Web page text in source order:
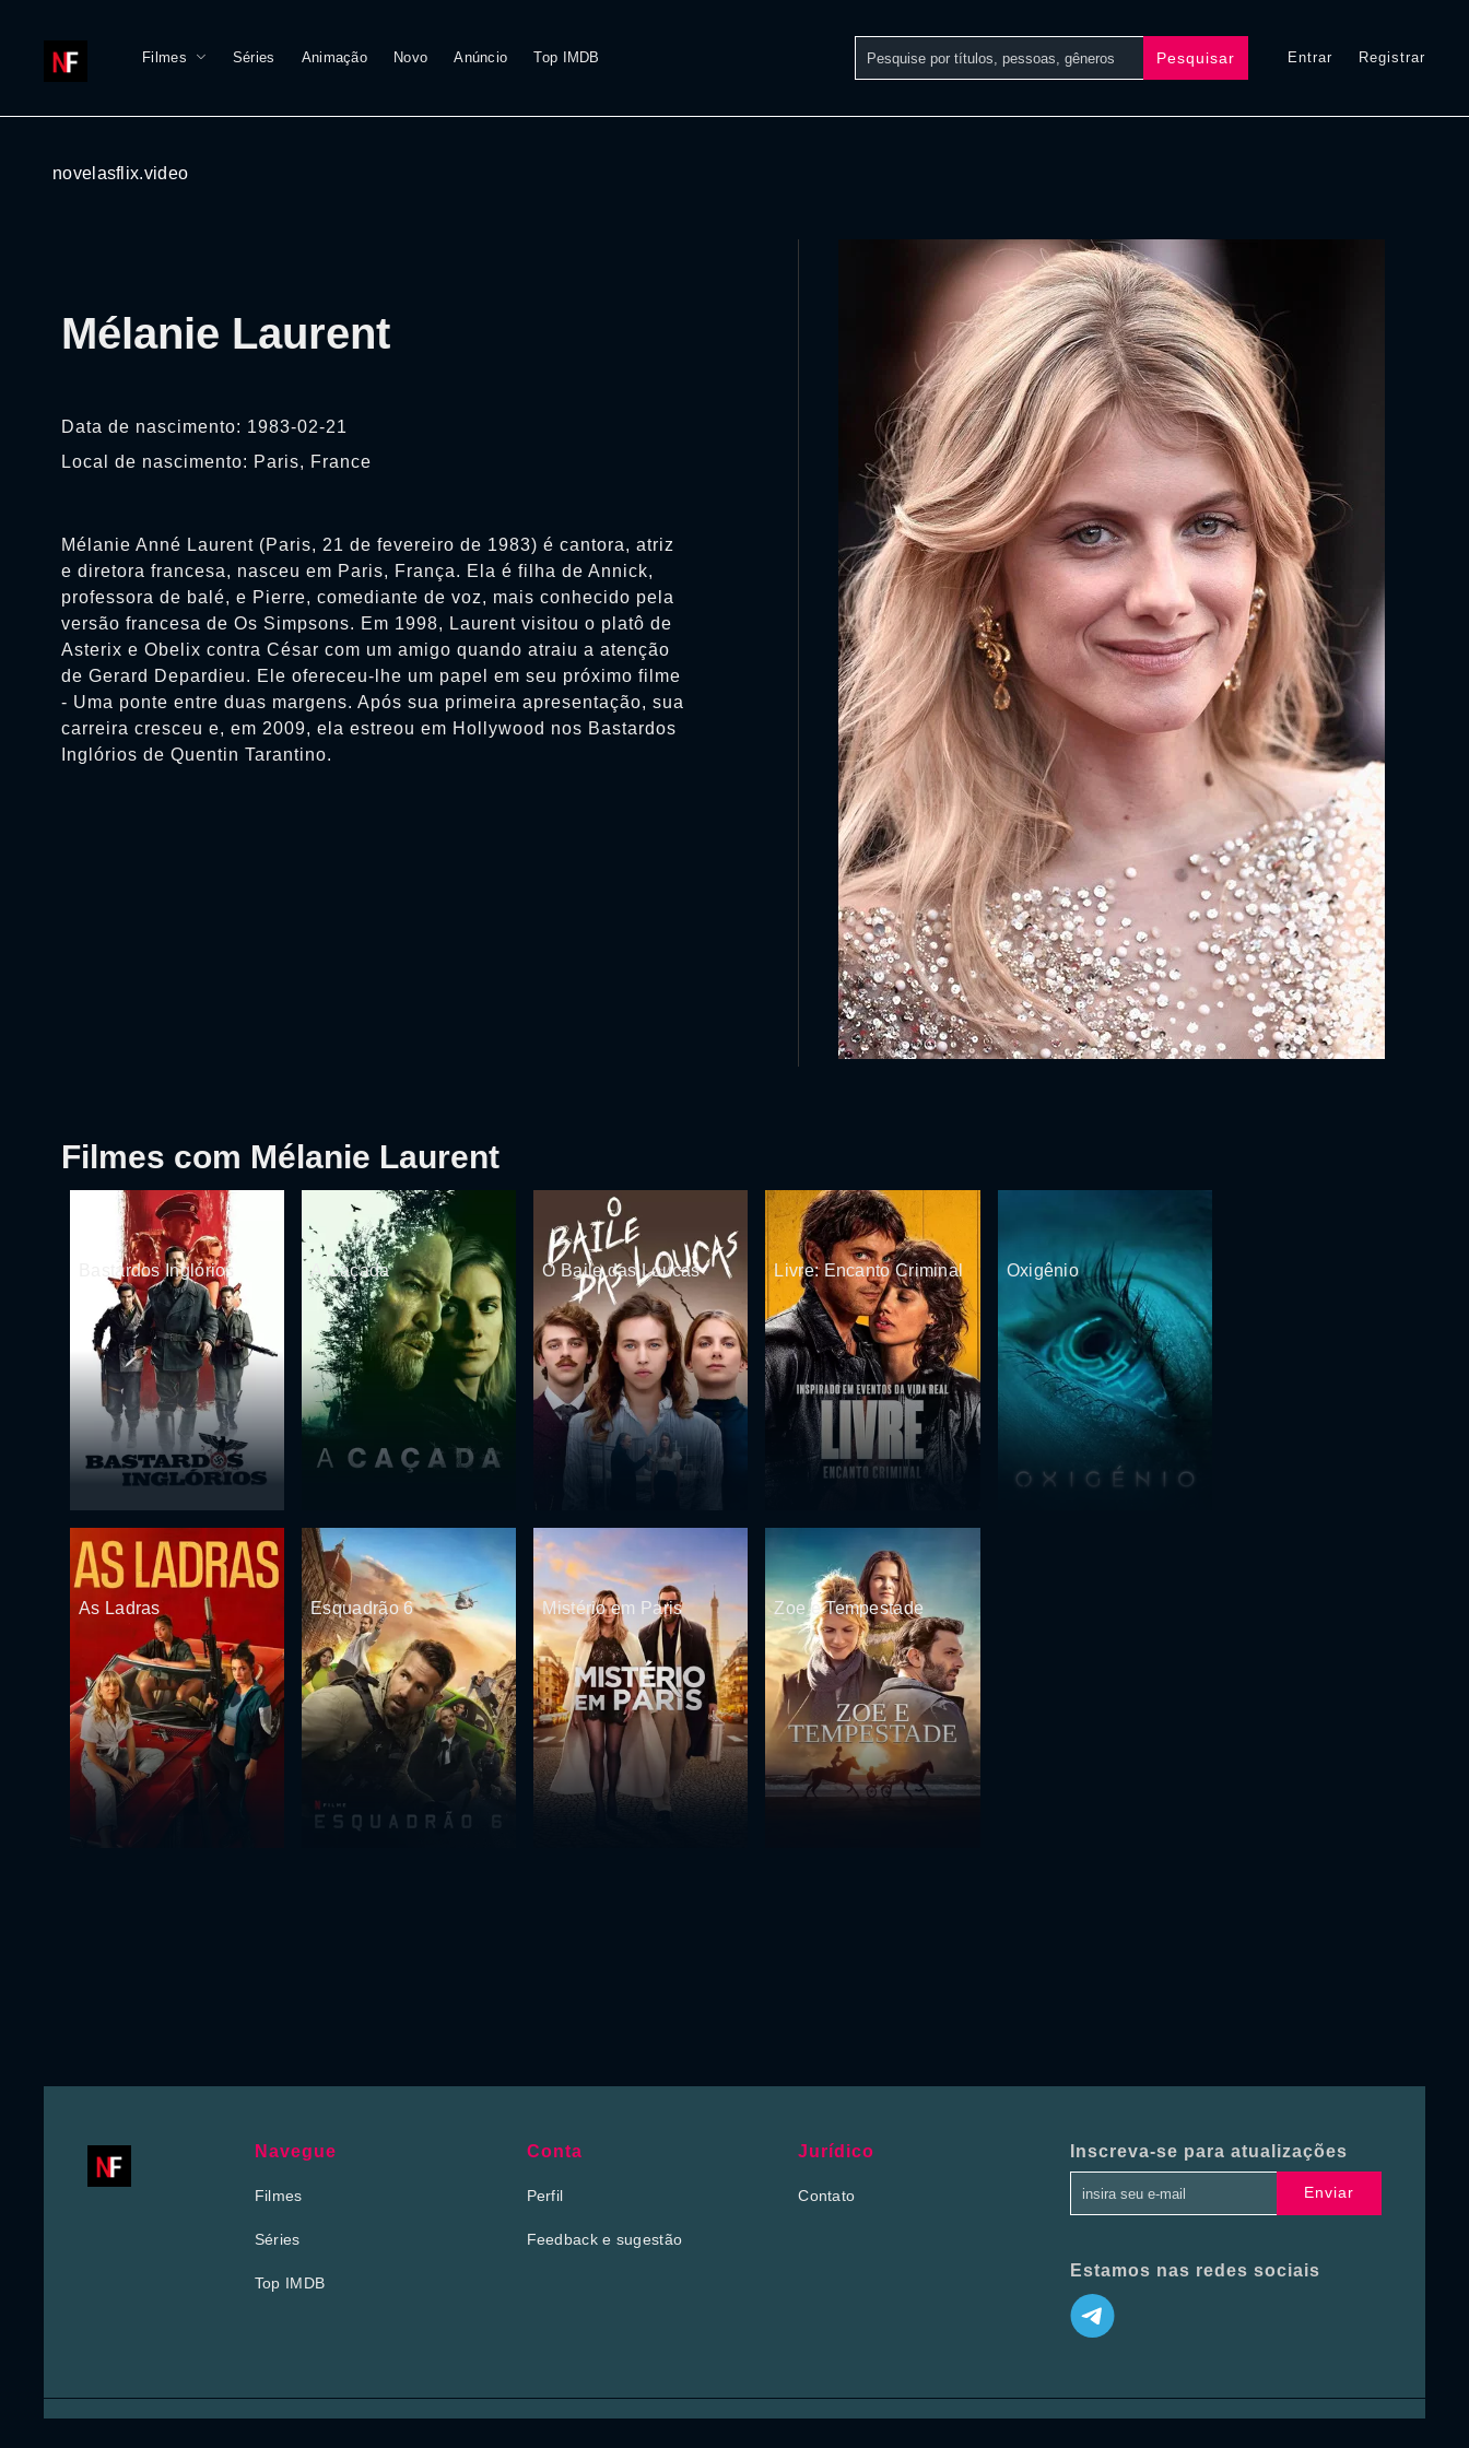
Filmes Séries Animação Novo Anúncio Top IMDB Pesquisar Entrar Registrar
novelasflix.video
Mélanie Laurent
Data de nascimento: 1983-02-21
Local de nascimento: Paris, France
Mélanie Anné Laurent (Paris, 21 de fevereiro de 1983) é cantora, atriz
e diretora francesa, nasceu em Paris, França. Ela é filha de Annick,
professora de balé, e Pierre, comediante de voz, mais conhecido pela
versão francesa de Os Simpsons. Em 1998, Laurent visitou o platô de
Asterix e Obelix contra César com um amigo quando atraiu a atenção
de Gerard Depardieu. Ele ofereceu-lhe um papel em seu próximo filme
- Uma ponte entre duas margens. Após sua primeira apresentação, sua
carreira cresceu e, em 2009, ela estreou em Hollywood nos Bastardos
Inglórios de Quentin Tarantino.
Filmes com Mélanie Laurent
Bastardos Inglórios A Caçada O Baile das Loucas Livre: Encanto Criminal Oxigênio
As Ladras Esquadrão 6 Mistério em Paris Zoe e Tempestade
Navegue
Filmes
Séries
Top IMDB
Conta
Perfil
Feedback e sugestão
Jurídico
Contato
Inscreva-se para atualizações
Enviar
Estamos nas redes sociais